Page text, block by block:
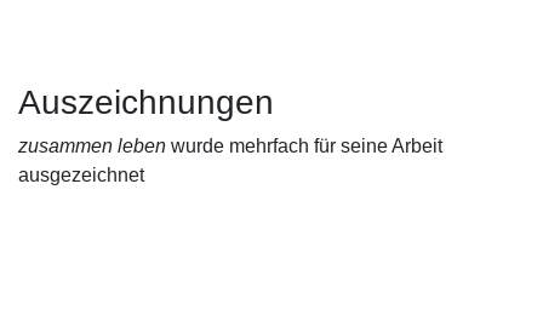
Auszeichnungen
zusammen leben wurde mehrfach für seine Arbeit
ausgezeichnet